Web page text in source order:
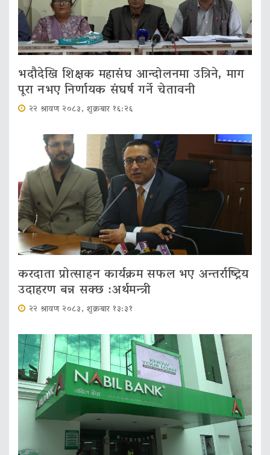
भदौदेखि शिक्षक महासंघ आन्दोलनमा उत्रिने, माग
पूरा नभए निर्णायक संघर्ष गर्ने चेतावनी
२२ श्रावण २०८३, शुक्रबार १६:२६
करदाता प्रोत्साहन कार्यक्रम सफल भए अन्तर्राष्ट्रिय
उदाहरण बन्न सक्छ :अर्थमन्त्री
२२ श्रावण २०८३, शुक्रबार १३:३१